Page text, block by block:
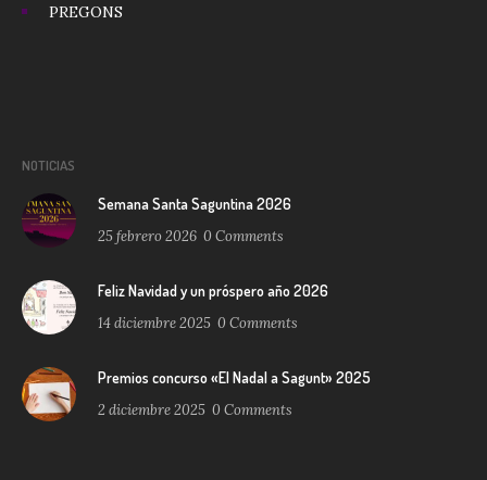
PREGONS
NOTICIAS
Semana Santa Saguntina 2026
25 febrero 2026 0 Comments
Feliz Navidad y un próspero año 2026
14 diciembre 2025 0 Comments
Premios concurso «El Nadal a Sagunt» 2025
2 diciembre 2025 0 Comments